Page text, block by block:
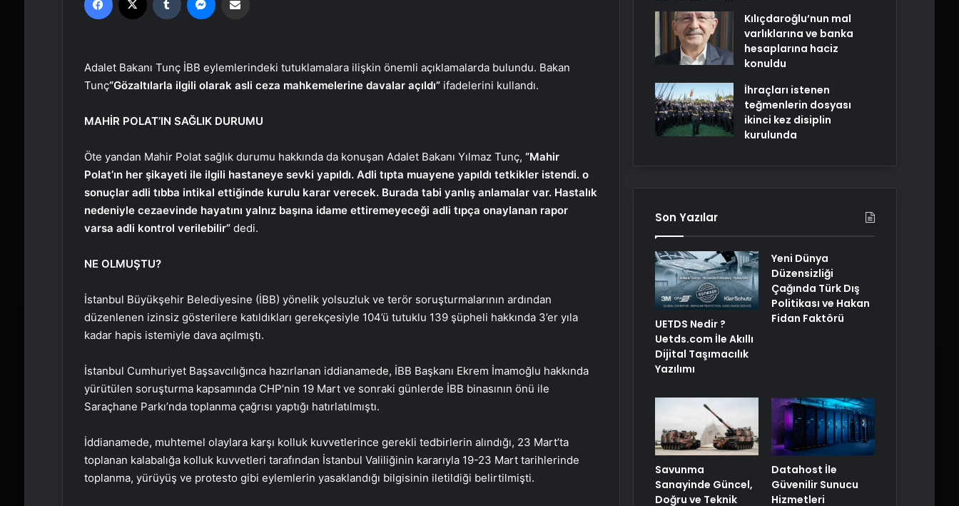
Adalet Bakanı Tunç İBB eylemlerindeki tutuklamalara ilişkin önemli açıklamalarda bulundu. Bakan
Tunç“Gözaltılarla ilgili olarak asli ceza mahkemelerine davalar açıldı”ifadelerini kullandı.
MAHİR POLAT’IN SAĞLIK DURUMU
Öte yandan Mahir Polat sağlık durumu hakkında da konuşan Adalet Bakanı Yılmaz Tunç, “Mahir
Polat’ın her şikayeti ile ilgili hastaneye sevki yapıldı. Adli tıpta muayene yapıldı tetkikler istendi. o
sonuçlar adli tıbba intikal ettiğinde kurulu karar verecek. Burada tabi yanlış anlamalar var. Hastalık
nedeniyle cezaevinde hayatını yalnız başına idame ettiremeyeceği adli tıpça onaylanan rapor
varsa adli kontrol verilebilir”dedi.
NE OLMUŞTU?
İstanbul Büyükşehir Belediyesine (İBB) yönelik yolsuzluk ve terör soruşturmalarının ardından
düzenlenen izinsiz gösterilere katıldıkları gerekçesiyle 104’ü tutuklu 139 şüpheli hakkında 3’er yıla
kadar hapis istemiyle dava açılmıştı.
İstanbul Cumhuriyet Başsavcılığınca hazırlanan iddianamede, İBB Başkanı Ekrem İmamoğlu hakkında
yürütülen soruşturma kapsamında CHP’nin 19 Mart ve sonraki günlerde İBB binasının önü ile
Saraçhane Parkı’nda toplanma çağrısı yaptığı hatırlatılmıştı.
İddianamede, muhtemel olaylara karşı kolluk kuvvetlerince gerekli tedbirlerin alındığı, 23 Mart’ta
toplanan kalabalığa kolluk kuvvetleri tarafından İstanbul Valiliğinin kararıyla 19-23 Mart tarihlerinde
toplanma, yürüyüş ve protesto gibi eylemlerin yasaklandığı bilgisinin iletildiği belirtilmişti.
Kılıçdaroğlu’nun mal
varlıklarına ve banka
hesaplarına haciz
konuldu
İhraçları istenen
teğmenlerin dosyası
ikinci kez disiplin
kurulunda
Son Yazılar
UETDS Nedir ?
Uetds.com İle Akıllı
Dijital Taşımacılık
Yazılımı
Yeni Dünya
Düzensizliği
Çağında Türk Dış
Politikası ve Hakan
Fidan Faktörü
Savunma
Sanayinde Güncel,
Doğru ve Teknik
Datahost İle
Güvenilir Sunucu
Hizmetleri